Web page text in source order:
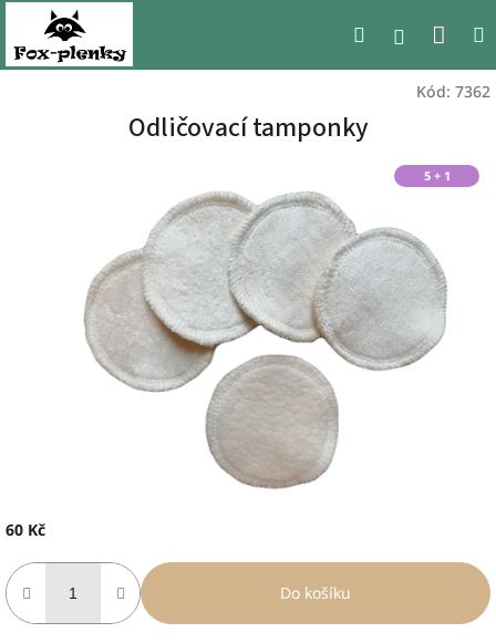
Přejít
obsah
Hledat
Kód: 7362
Odličovací tamponky
5 + 1
60 Kč
cena:
Do košíku